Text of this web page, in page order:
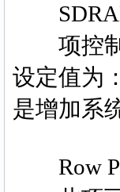
SDRAM
项控制
设定值为
是增加系
Row